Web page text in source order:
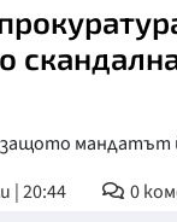
защото мандатът
| 20:44 0